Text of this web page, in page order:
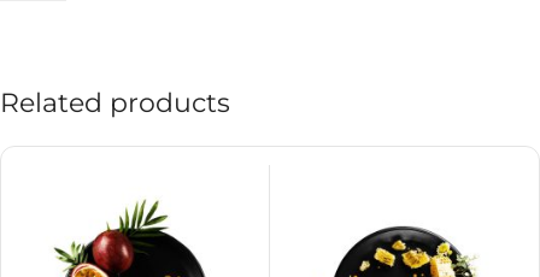
Related products